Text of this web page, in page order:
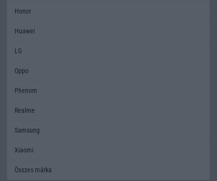
Honor
Huawei
LG
Oppo
Phenom
Realme
Samsung
Xiaomi
Összes márka